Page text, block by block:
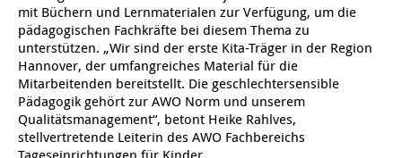
Ortsverein Arnum
Ortsverein Barsinghausen
Ortsverein Bennigsen
Ortsverein Godshorn
Ortsverein Garbsen
Ortsverein Fuhrberg
Kindertagesstätte Freytagstraße
Kindertagesstätte Gehägestraße
Kindertagesstätte Gottfried-Keller-Straße /
Familienzentrum
Kindertagesstätte Elmstraße / Familienzentrum
Kindertagesstätte Freudenthalstraße /
Familienzentrum
Kindertagesstätte Freytagstraße
Kindertagesstätte Pfarrlandplatz
Kindertagesstätte Rosenbergstraße
Hort Salzmannstraße
Kindertagesstätte Mühenkamp / Familienzentrum
Kindertagesstätte Petermannstraße /
Familienzentrum
Kindertagesstätte Schweriner Straße /
Familienzentrum
Life Kinetik
Yoga mit Baby
Yoga in der Schwangerschaft
Online Pflege- und Seniorenberatung
Helfende Hände
Pflege und Wohnen
Beratungsangebote
Jugendwohnen im Stadtteil
Ältere Menschen
Behördenbegleitung und Formularausfüllhilfe
Mehrsprachige Beratung
Migration
Berufssprachkurse
Menschen mit Behinderungen
mit Büchern und Lernmaterialen zur Verfügung, um die
pädagogischen Fachkräfte bei diesem Thema zu
unterstützen. „Wir sind der erste Kita-Träger in der Region
Hannover, der umfangreiches Material für die
Mitarbeitenden bereitstellt. Die geschlechtersensible
Pädagogik gehört zur AWO Norm und unserem
Qualitätsmanagement“, betont Heike Rahlves,
stellvertretende Leiterin des AWO Fachbereichs
Tageseinrichtungen für Kinder.